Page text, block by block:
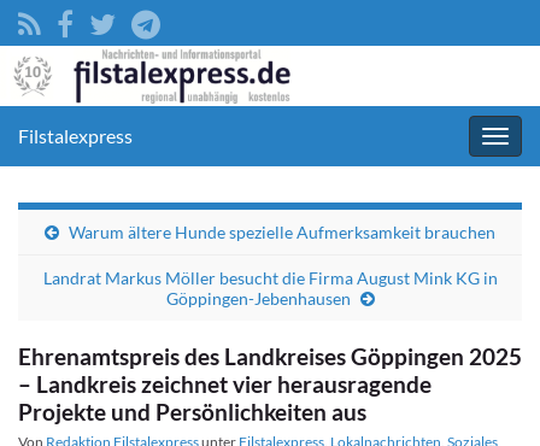
Filstalexpress
Warum ältere Hunde spezielle Aufmerksamkeit brauchen
Landrat Markus Möller besucht die Firma August Mink KG in
Göppingen-Jebenhausen
Ehrenamtspreis des Landkreises Göppingen 2025
– Landkreis zeichnet vier herausragende
Projekte und Persönlichkeiten aus
Von Redaktion Filstalexpressunter Filstalexpress, Lokalnachrichten, Soziales